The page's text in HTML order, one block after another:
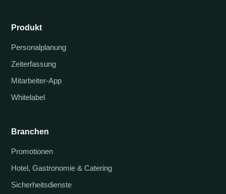
Produkt
Personalplanung
Zeiterfassung
Mitarbeiter-App
Whitelabel
Branchen
Promotionen
Hotel, Gastronomie & Catering
Sicherheitsdienste